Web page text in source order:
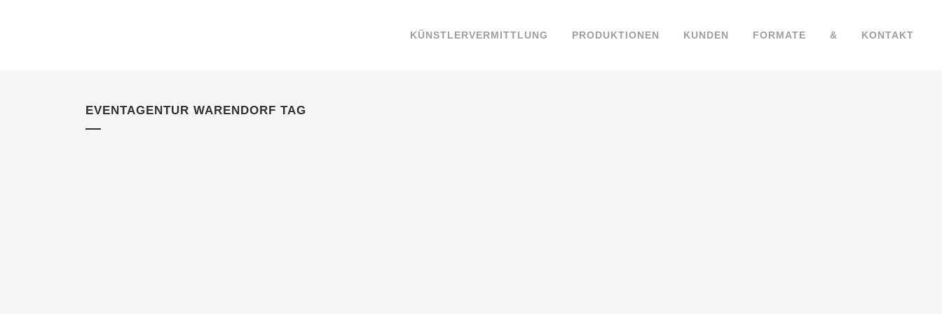
KÜNSTLERVERMITTLUNG PRODUKTIONEN KUNDEN FORMATE & KONTAKT
EVENTAGENTUR WARENDORF TAG